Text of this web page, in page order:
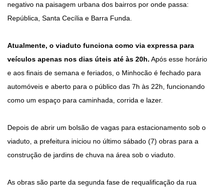
negativo na paisagem urbana dos bairros por onde passa:
República, Santa Cecília e Barra Funda.
Atualmente, o viaduto funciona como via expressa para
veículos apenas nos dias úteis até às 20h. Após esse horário
e aos finais de semana e feriados, o Minhocão é fechado para
automóveis e aberto para o público das 7h às 22h, funcionando
como um espaço para caminhada, corrida e lazer.
Depois de abrir um bolsão de vagas para estacionamento sob o
viaduto, a prefeitura iniciou no último sábado (7) obras para a
construção de jardins de chuva na área sob o viaduto.
As obras são parte da segunda fase de requalificação da rua